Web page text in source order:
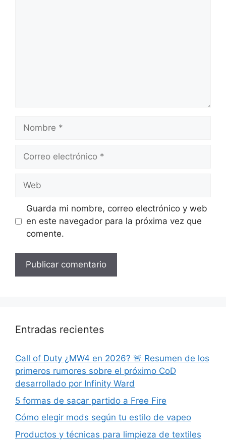
electrónico
Guarda mi nombre, correo electrónico y web
en este navegador para la próxima vez que
comente.
Entradas recientes
Call of Duty ¿MW4 en 2026? 🚨 Resumen de los
primeros rumores sobre el próximo CoD
desarrollado por Infinity Ward
5 formas de sacar partido a Free Fire
Cómo elegir mods según tu estilo de vapeo
Productos y técnicas para limpieza de textiles